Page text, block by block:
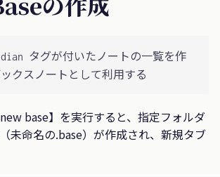
タグが付いたノートの一覧を作
クスノートとして利用する
new base】を実行すると、指定フォルダ
未命名の.base）が作成され、新規タブ